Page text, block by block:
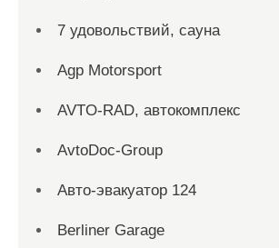
7 удовольствий, сауна
Agp Motorsport
AVTO-RAD, автокомплекс
AvtoDoc-Group
Aвто-эвакуатор 124
Berliner Garage